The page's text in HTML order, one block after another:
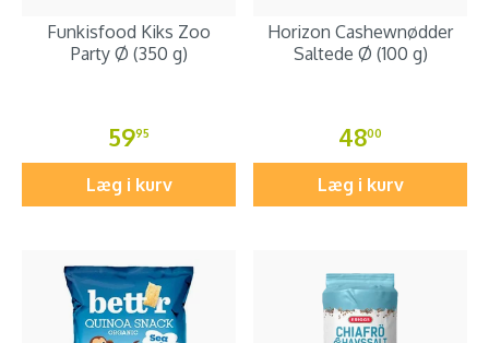
Funkisfood Kiks Zoo
Party Ø (350 g)
5995
Læg i kurv
Horizon Cashewnødder
Saltede Ø (100 g)
4800
Læg i kurv